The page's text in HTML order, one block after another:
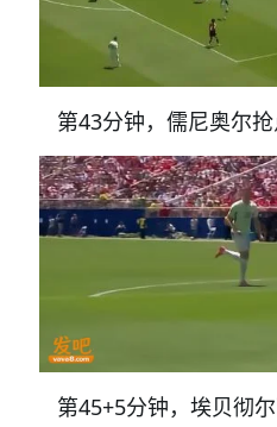
第43分钟，儒尼奥尔
第45+5分钟，埃贝彻